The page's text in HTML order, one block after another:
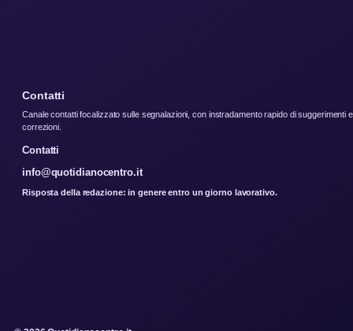
Contatti
Canale contatti focalizzato sulle segnalazioni, con instradamento rapido di suggerimenti e
correzioni.
Contatti
info@quotidianocentro.it
Risposta della redazione: in genere entro un giorno lavorativo.